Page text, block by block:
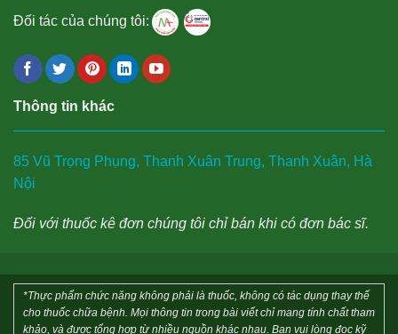
Đối tác của chúng tôi:
Thông tin khác
85 Vũ Trọng Phụng, Thanh Xuân Trung, Thanh Xuân, Hà
Nội
Đối với thuốc kê đơn chúng tôi chỉ bán khi có đơn bác sĩ.
*Thực phẩm chức năng không phải là thuốc, không có tác dụng thay thế
cho thuốc chữa bệnh. Mọi thông tin trong bài viết chỉ mang tính chất tham
khảo, và được tổng hợp từ nhiều nguồn khác nhau. Bạn vui lòng đọc kỹ